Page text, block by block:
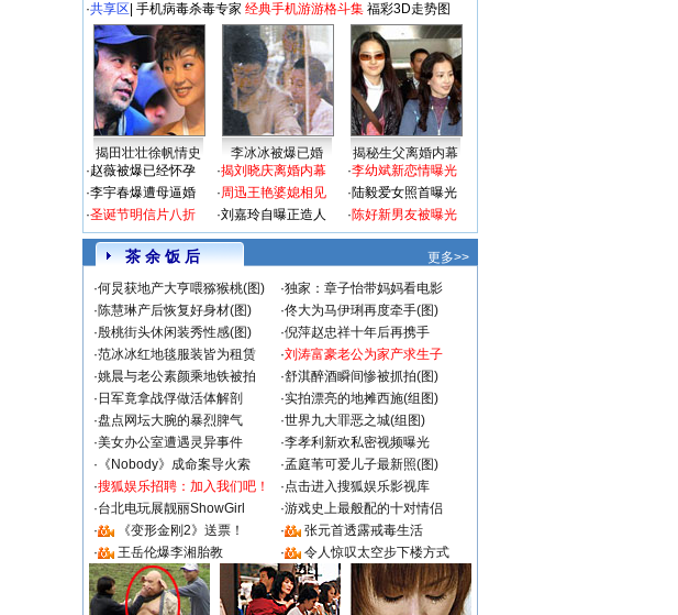
·共享区 手机病毒杀毒专家 经典手机游游格斗集 福彩3D走势图
揭田壮壮徐帆情史 李冰冰被爆已婚
揭秘生父离婚内幕
·赵薇被爆已经怀孕
·李宇春爆遭母逼婚
·圣诞节明信片八折
·揭刘晓庆离婚内幕
·周迅王艳婆媳相见
·刘嘉玲自曝正造人
·李幼斌新恋情曝光
·陆毅爱女照首曝光
·陈好新男友被曝光
茶 余 饭 后
更多>>
·何炅获地产大亨喂猕猴桃(图) ·独家：章子怡带妈妈看电影
·陈慧琳产后恢复好身材(图) ·佟大为马伊琍再度牵手(图)
·殷桃街头休闲装秀性感(图) ·倪萍赵忠祥十年后再携手
·范冰冰红地毯服装皆为租赁 ·刘涛富豪老公为家产求生子
·姚晨与老公素颜乘地铁被拍 ·舒淇醉酒瞬间惨被抓拍(图)
· 日军竟拿战俘做活体解剖 ·实拍漂亮的地摊西施(组图)
·盘点网坛大腕的暴烈脾气 ·世界九大罪恶之城(组图)
·美女办公室遭遇灵异事件 ·李孝利新欢私密视频曝光
· 《Nobody》成命案导火索 ·孟庭苇可爱儿子最新照(图)
·搜狐娱乐招聘：加入我们吧！ ·点击进入搜狐娱乐影视库
·台北电玩展靓丽ShowGirl ·游戏史上最般配的十对情侣
·
《变形金刚2》送票！ ·
张元首透露戒毒生活
·
王岳伦爆李湘胎教 · 令人惊叹太空步下楼方式